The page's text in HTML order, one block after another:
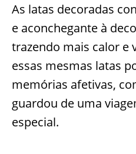
As latas decoradas
e aconchegante à
trazendo mais calor e
essas mesmas latas
memórias afetivas,
guardou de uma
especial.